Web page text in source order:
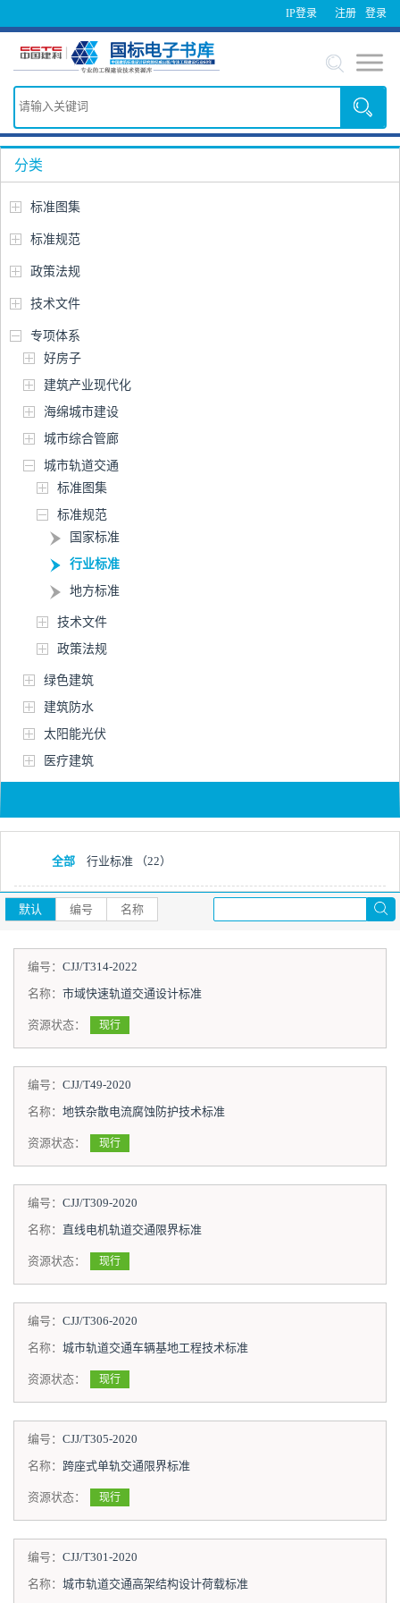
IP登录 登录
注册
分类
标准图集
标准规范
政策法规
技术文件
专项体系
好房子
建筑产业现代化
海绵城市建设
城市综合管廊
城市轨道交通
标准图集
标准规范
国家标准
行业标准
地方标准
技术文件
政策法规
绿色建筑
建筑防水
太阳能光伏
医疗建筑
全部 行业标准 （22）
默认 编号 名称
编号： CJJ/T314-2022
名称： 市域快速轨道交通设计标准
资源状态： 现行
编号： CJJ/T49-2020
名称： 地铁杂散电流腐蚀防护技术标准
资源状态： 现行
编号： CJJ/T309-2020
名称： 直线电机轨道交通限界标准
资源状态： 现行
编号： CJJ/T306-2020
名称： 城市轨道交通车辆基地工程技术标准
资源状态： 现行
编号： CJJ/T305-2020
名称： 跨座式单轨交通限界标准
资源状态： 现行
编号： CJJ/T301-2020
名称： 城市轨道交通高架结构设计荷载标准